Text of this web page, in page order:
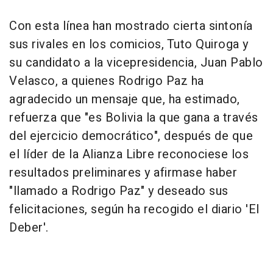
Con esta línea han mostrado cierta sintonía
sus rivales en los comicios, Tuto Quiroga y
su candidato a la vicepresidencia, Juan Pablo
Velasco, a quienes Rodrigo Paz ha
agradecido un mensaje que, ha estimado,
refuerza que "es Bolivia la que gana a través
del ejercicio democrático", después de que
el líder de la Alianza Libre reconociese los
resultados preliminares y afirmase haber
"llamado a Rodrigo Paz" y deseado sus
felicitaciones, según ha recogido el diario 'El
Deber'.